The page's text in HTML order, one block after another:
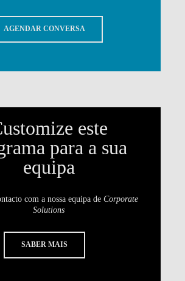
AGENDAR CONVERSA
este
para a sua
equipa
com a nossa equipa de Corporate
Solutions
SABER MAIS